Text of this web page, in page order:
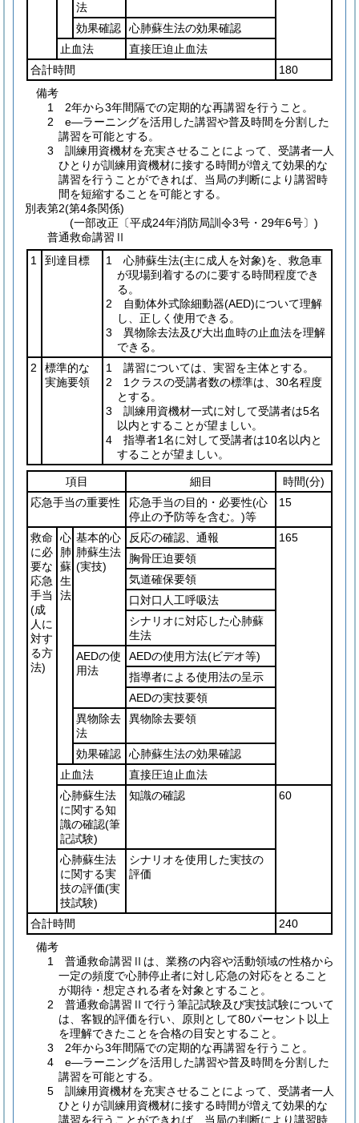
法
効果確認
心肺蘇生法の効果確認
止血法
直接圧迫止血法
合計時間
180
備考
1 2年から3年間隔での定期的な再講習を行うこと。
2 e―ラーニングを活用した講習や普及時間を分割した
講習を可能とする。
3 訓練用資機材を充実させることによって、受講者一人
ひとりが訓練用資機材に接する時間が増えて効果的な
講習を行うことができれば、当局の判断により講習時
間を短縮することを可能とする。
別表第2(第4条関係)
(一部改正〔平成24年消防局訓令3号・29年6号〕)
普通救命講習Ⅱ
1
到達目標 1 心肺蘇生法(主に成人を対象)を、救急車
が現場到着するのに要する時間程度でき
る。
2 自動体外式除細動器(AED)について理解
し、正しく使用できる。
3 異物除去法及び大出血時の止血法を理解
できる。
2
標準的な
実施要領
1 講習については、実習を主体とする。
2 1クラスの受講者数の標準は、30名程度
とする。
3 訓練用資機材一式に対して受講者は5名
以内とすることが望ましい。
4 指導者1名に対して受講者は10名以内と
することが望ましい。
項目 細目 時間(分)
応急手当の重要性
応急手当の目的・必要性(心
停止の予防等を含む。)等
15
救命
に必
要な
応急
手当
(成
人に
対す
る方
法)
心
肺
蘇
生
法
基本的心
肺蘇生法
(実技)
反応の確認、通報
165
胸骨圧迫要領
気道確保要領
口対口人工呼吸法
シナリオに対応した心肺蘇
生法
AEDの使
用法
AEDの使用方法(ビデオ等)
指導者による使用法の呈示
AEDの実技要領
異物除去
法
異物除去要領
効果確認
心肺蘇生法の効果確認
止血法
直接圧迫止血法
心肺蘇生法
に関する知
識の確認(筆
記試験)
知識の確認 60
心肺蘇生法
に関する実
技の評価(実
技試験)
シナリオを使用した実技の
評価
合計時間
240
備考
1 普通救命講習Ⅱは、業務の内容や活動領域の性格から
一定の頻度で心肺停止者に対し応急の対応をとること
が期待・想定される者を対象とすること。
2 普通救命講習Ⅱで行う筆記試験及び実技試験について
は、客観的評価を行い、原則として80パーセント以上
を理解できたことを合格の目安とすること。
3 2年から3年間隔での定期的な再講習を行うこと。
4 e―ラーニングを活用した講習や普及時間を分割した
講習を可能とする。
5 訓練用資機材を充実させることによって、受講者一人
ひとりが訓練用資機材に接する時間が増えて効果的な
講習を行うことができれば、当局の判断により講習時